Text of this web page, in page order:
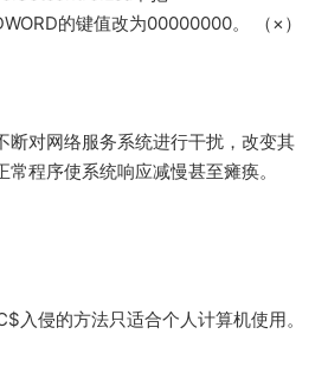
的键值改为00000000。 （×）
断对网络服务系统进行干扰，改变其
程序使系统响应减慢甚至瘫痪。
入侵的方法只适合个人计算机使用。